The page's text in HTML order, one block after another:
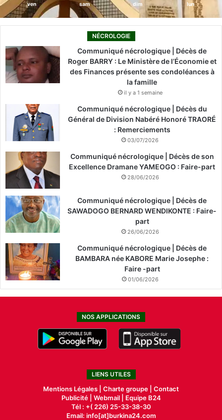
ven sam dim lun
NÉCROLOGIE
Communiqué nécrologique | Décès de
Roger BARRY : Le Ministère de l’Économie et
des Finances présente ses condoléances à
la famille
il y a 1 semaine
Communiqué nécrologique | Décès du
Général de Division Nabéré Honoré TRAORÉ
: Remerciements
03/07/2026
Communiqué nécrologique | Décès de son
Excellence Dramane YAMEOGO : Faire-part
28/06/2026
Communiqué nécrologique | Décès de
SAWADOGO BERNARD WENDIKONTE : Faire-
part
26/06/2026
Communiqué nécrologique | Décès de
BAMBARA née KABORE Marie Josephe :
Faire -part
01/06/2026
NOS APPLICATIONS
LIENS UTILES
Mentions Légales | Charte groupe | Contact
Publicité| Webmail |
Equipe B24
Tél : +( 226) 25-33-38-30
Email: info[at]burkina24.com